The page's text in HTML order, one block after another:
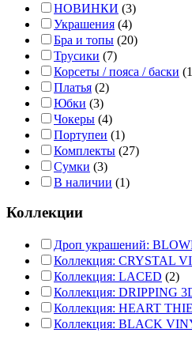
НОВИНКИ (3)
Украшения (4)
Бра и топы (20)
Трусики (7)
Корсеты / пояса / баски
Платья (2)
Юбки (3)
Чокеры (4)
Портупеи (1)
Комплекты (27)
Сумки (3)
В наличии (1)
Коллекции
Дроп украшений:
Коллекция: CRYSTAL
Коллекция: LACED (2)
Коллекция: DRIPPING
Коллекция: HEART
Коллекция: BLACK